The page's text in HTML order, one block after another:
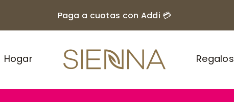
Paga a cuotas con Addi 💳
Hogar
NIHLO
Regalos